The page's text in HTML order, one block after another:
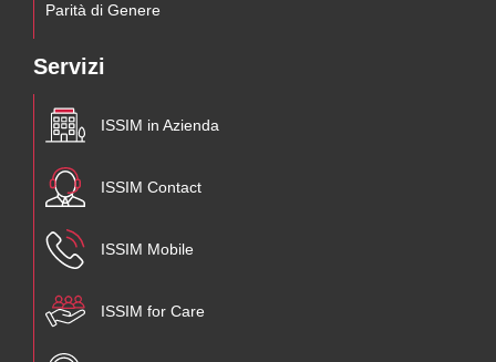
Parità di Genere
Servizi
ISSIM in Azienda
ISSIM Contact
ISSIM Mobile
ISSIM for Care